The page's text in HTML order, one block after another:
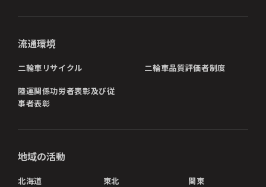
流通環境
二輪車リサイクル 二輪車品質評価者制度
陸運関係功労者表彰及び従
事者表彰
地域の活動
北海道 東北 関東